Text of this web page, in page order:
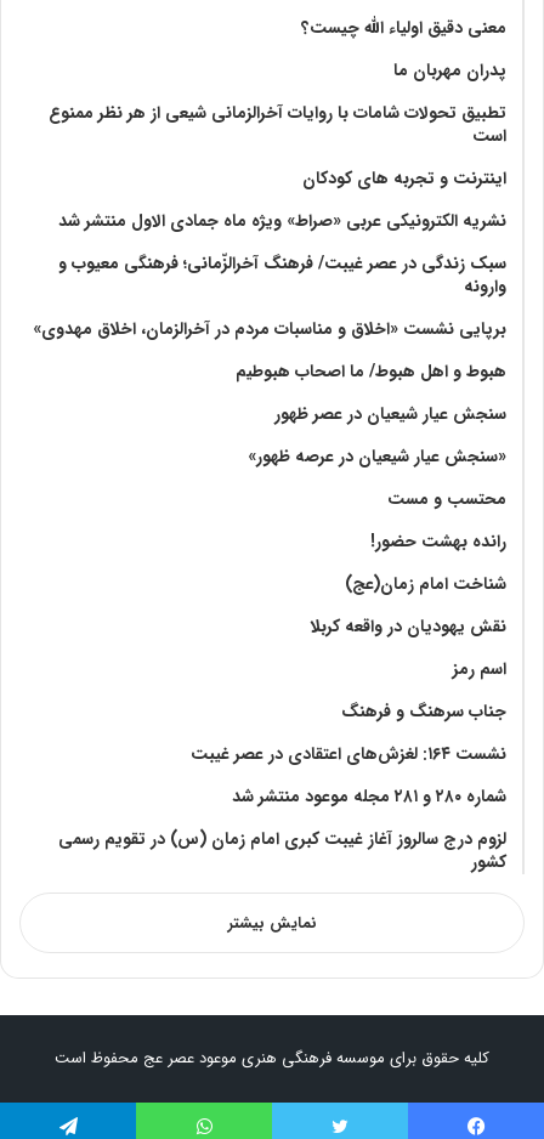
معنی دقیق اولیاء الله چیست؟
پدران مهربان ما
تطبیق تحولات شامات با روایات آخرالزمانی شیعی از هر نظر ممنوع
است
اینترنت و تجربه های کودکان
نشریه الکترونیکی عربی «صراط» ویژه ماه جمادی الاول منتشر شد
سبک زندگی در عصر غیبت/ فرهنگ آخرالزّمانی؛ فرهنگی معیوب و
وارونه
برپایی نشست «اخلاق و مناسبات مردم در آخرالزمان، اخلاق مهدوی»
هبوط و اهل هبوط/ ما اصحاب هبوطیم
سنجش عیار شیعیان در عصر ظهور
«سنجش عیار شیعیان در عرصه ظهور»
محتسب و مست
رانده بهشت‌ حضور!
شناخت امام زمان(عج)
نقش یهودیان در واقعه کربلا
اسم رمز
جناب سرهنگ و فرهنگ
نشست ۱۶۴: لغزش‌های اعتقادی در عصر غیبت
شماره ۲۸۰ و ۲۸۱ مجله موعود منتشر شد
لزوم درج سالروز آغاز غیبت کبری امام زمان (س) در تقویم رسمی
کشور
نمایش بیشتر
کلیه حقوق برای موسسه فرهنگی هنری موعود عصر عج محفوظ است